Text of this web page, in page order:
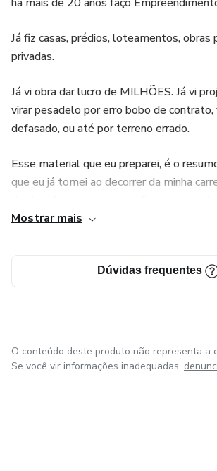
com danos controlados. É o atalho de
Escrito por um incorporador da terceira
este livro é um convite: parar de brincar
imobiliária” e começar a agir como
comece desarmando essas bombas aqui.
Já fiz casas, prédios, loteamentos, obras
privadas.
Já vi obra dar lucro de MILHÕES. Já vi
virar pesadelo por erro bobo de contrato,
defasado, ou até por terreno errado.
Esse material que eu preparei, é o
que eu já tomei ao decorrer da minha
os problemas derrubarem o
durante período de vendas e execução.
Durante esses mais de 20 anos, eu
Estive envolvido em mais de 20 projetos
sendo mais de 1 Milhão de m².
Mostrar mais
Dúvidas frequentes
O conteúdo deste produto não representa a
Se você vir informações inadequadas,